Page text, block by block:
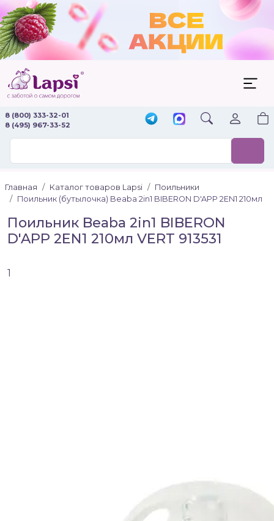
8 (800) 333-32-01
8 (495) 967-33-52
Главная Каталог товаров Lapsi
Поильники
Поильник (бутылочка) Beaba 2in1 BIBERON D'APP 2EN1 210мл
Поильник Beaba 2in1 BIBERON
D'APP 2EN1 210мл VERT 913531
1